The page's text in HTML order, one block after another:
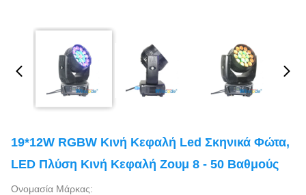
19*12W RGBW Κινή Κεφαλή Led Σκηνικά Φώτα,
LED Πλύση Κινή Κεφαλή Ζουμ 8 - 50 Βαθμούς
Ονομασία Μάρκας: